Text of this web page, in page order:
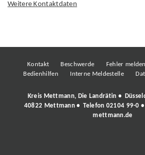
Weitere Kontaktdaten
Kontakt Beschwerde Fehler melden
Bedienhilfen
Interne Meldestelle
Kreis Mettmann, Die Landrätin •
40822 Mettmann • Telefon 02104 99-0
mettmann.de